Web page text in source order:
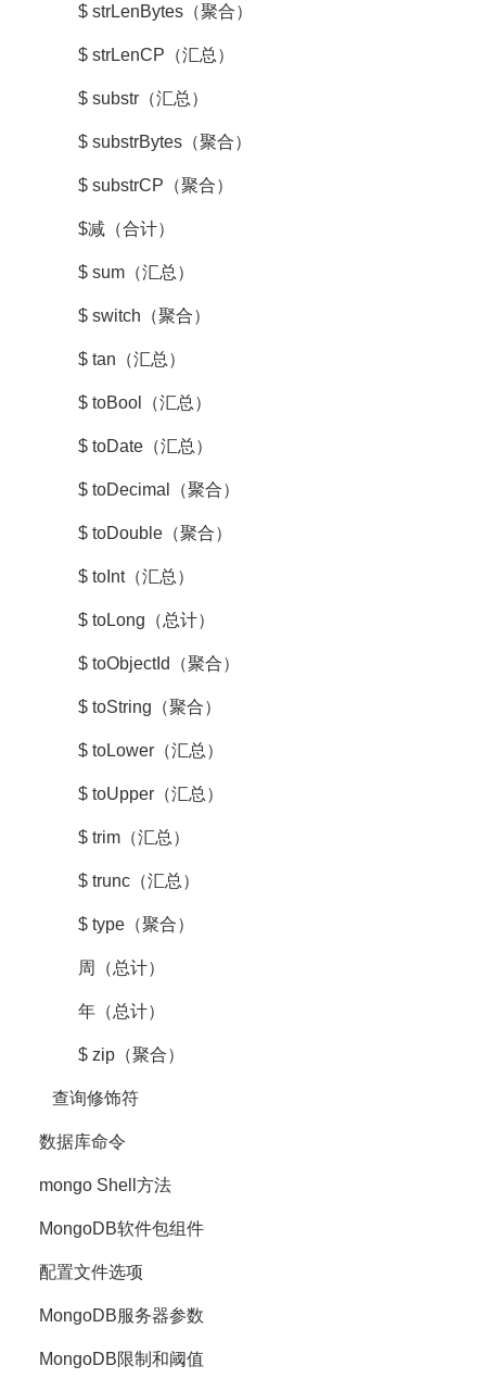
$ strLenBytes（聚合）
$ strLenCP（汇总）
$ substr（汇总）
$ substrBytes（聚合）
$ substrCP（聚合）
$减（合计）
$ sum（汇总）
$ switch（聚合）
$ tan（汇总）
$ toBool（汇总）
$ toDate（汇总）
$ toDecimal（聚合）
$ toDouble（聚合）
$ toInt（汇总）
$ toLong（总计）
$ toObjectId（聚合）
$ toString（聚合）
$ toLower（汇总）
$ toUpper（汇总）
$ trim（汇总）
$ trunc（汇总）
$ type（聚合）
周（总计）
年（总计）
$ zip（聚合）
查询修饰符
数据库命令
mongo Shell方法
MongoDB软件包组件
配置文件选项
MongoDB服务器参数
MongoDB限制和阈值